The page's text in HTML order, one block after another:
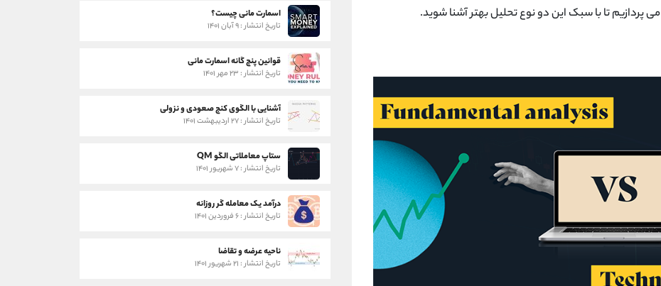
می پردازیم تا با سبک این دو نوع تحلیل بهتر آشنا شوید. اسمارت مانی چیست؟
تاریخ انتشار : ۹ آبان ۱۴۰۱
قوانین پنج گانه اسمارت مانی
تاریخ انتشار : ۲۳ مهر ۱۴۰۱
آشنایی با الگوی کنج صعودی و نزولی
تاریخ انتشار : ۲۷ اردیبهشت ۱۴۰۱
ستاپ معاملاتی الگو QM
تاریخ انتشار : ۷ شهریور ۱۴۰۱
درآمد یک معامله گر روزانه
تاریخ انتشار : ۶ فروردین ۱۴۰۱
ناحیه عرضه و تقاضا
تاریخ انتشار : ۲۱ شهریور ۱۴۰۱